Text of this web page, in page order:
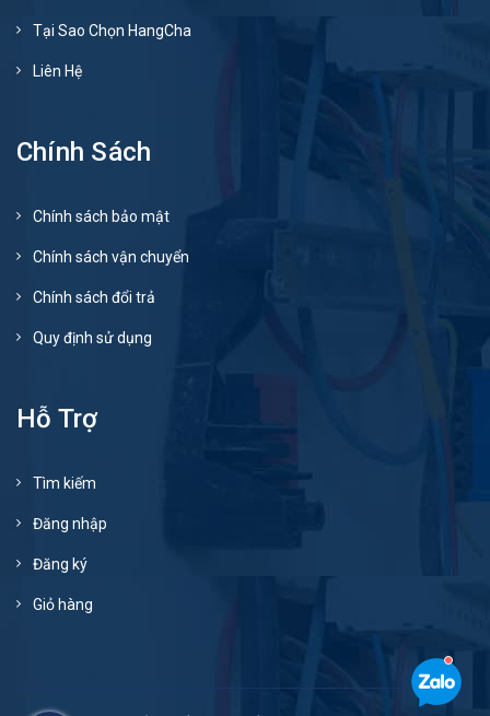
Tại Sao Chọn HangCha
Liên Hệ
Chính Sách
Chính sách bảo mật
Chính sách vận chuyển
Chính sách đổi trả
Quy định sử dụng
Hỗ Trợ
Tìm kiếm
Đăng nhập
Đăng ký
Giỏ hàng